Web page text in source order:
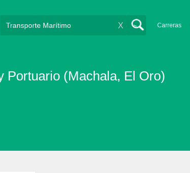
Carreras
X
Portuario (Machala, El Oro)